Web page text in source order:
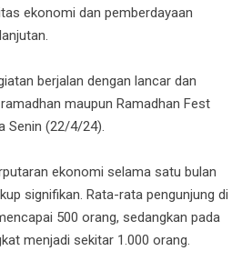
ekonomi dan pemberdayaan
berjalan dengan lancar dan
maupun Ramadhan Fest
Senin (22/4/24).
ekonomi selama satu bulan
signifikan. Rata-rata pengunjung di
500 orang, sedangkan pada
menjadi sekitar 1.000 orang.